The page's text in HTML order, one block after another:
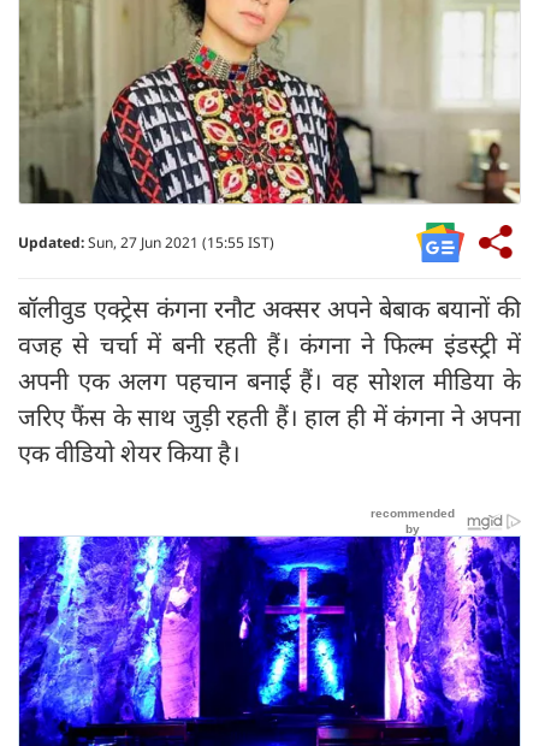
Updated:Sun, 27 Jun 2021 (15:55 IST)
बॉलीवुड एक्ट्रेस कंगना रनौट अक्सर अपने बेबाक बयानों की
वजह से चर्चा में बनी रहती हैं। कंगना ने फिल्म इंडस्ट्री में
अपनी एक अलग पहचान बनाई हैं। वह सोशल मीडिया के
जरिए फैंस के साथ जुड़ी रहती हैं। हाल ही में कंगना ने अपना
एक वीडियो शेयर किया है।